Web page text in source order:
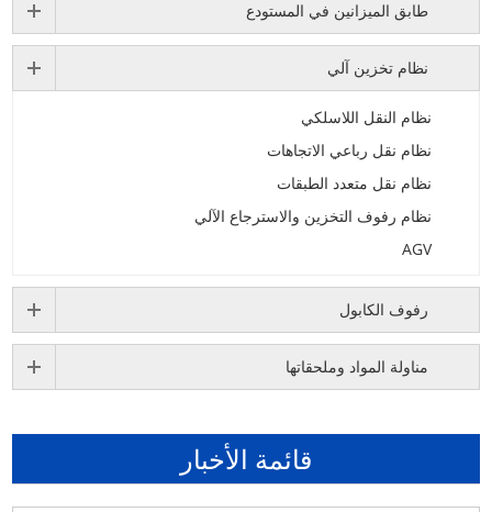
طابق الميزانين في المستودع
نظام تخزين آلي
نظام النقل اللاسلكي
نظام نقل رباعي الاتجاهات
نظام نقل متعدد الطبقات
نظام رفوف التخزين والاسترجاع الآلي
AGV
رفوف الكابول
مناولة المواد وملحقاتها
قائمة الأخبار